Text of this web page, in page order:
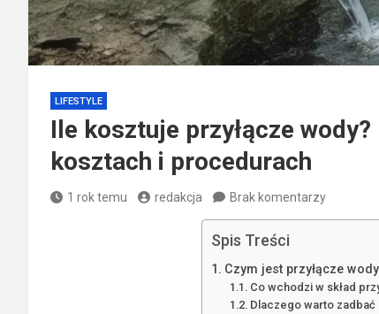
LIFESTYLE
Ile kosztuje przyłącze
kosztach i procedurach
1 rok temu redakcja Brak komentarzy
Spis Treści
Czym jest przyłącze
Co wchodzi w skład
Dlaczego warto zadbać